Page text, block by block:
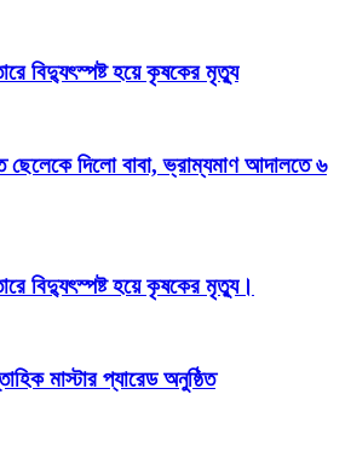
বিদ্যুৎস্পষ্ট হয়ে কৃষকের মৃত্যু
ছেলেকে দিলো বাবা, ভ্রাম্যমাণ আদালতে ৬
বিদ্যুৎস্পষ্ট হয়ে কৃষকের মৃত্যু।
মাস্টার প্যারেড অনুষ্ঠিত